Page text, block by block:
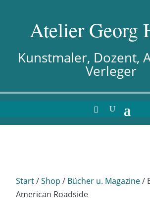
Atelier Georg
Kunstmaler, Dozent,
Verleger
Start/Shop / Bücher u. Magazine/
American Roadside